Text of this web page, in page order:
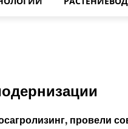
провели